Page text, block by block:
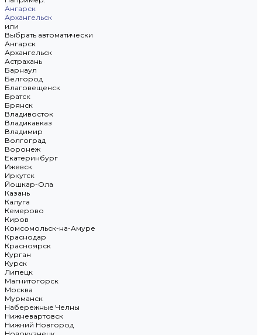
Ангарск
Архангельск
или
Выбрать автоматически
Ангарск
Архангельск
Астрахань
Барнаул
Белгород
Благовещенск
Братск
Брянск
Владивосток
Владикавказ
Владимир
Волгоград
Воронеж
Екатеринбург
Ижевск
Иркутск
Йошкар-Ола
Казань
Калуга
Кемерово
Киров
Комсомольск-на-Амуре
Краснодар
Красноярск
Курган
Курск
Липецк
Магнитогорск
Москва
Мурманск
Набережные Челны
Нижневартовск
Нижний Новгород